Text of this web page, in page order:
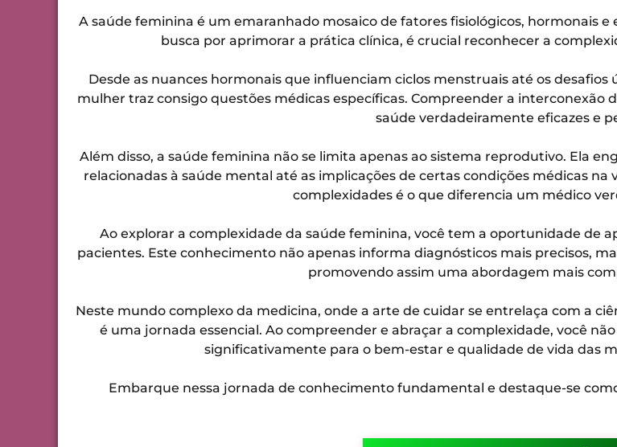
A saúde feminina é um emaranhado mosaico de fatores fisiológicos, hormonais
busca por aprimorar a prática clínica, é crucial reconhecer a
Desde as nuances hormonais que influenciam ciclos menstruais até os desafios
mulher traz consigo questões médicas específicas. Compreender a interconexão
saúde verdadeiramente eficazes e
Além disso, a saúde feminina não se limita apenas ao sistema reprodutivo. Ela
relacionadas à saúde mental até as implicações de certas condições médicas
complexidades é o que diferencia um médico
Ao explorar a complexidade da saúde feminina, você tem a oportunidade de
pacientes. Este conhecimento não apenas informa diagnósticos mais precisos,
promovendo assim uma abordagem mais
Neste mundo complexo da medicina, onde a arte de cuidar se entrelaça com a
é uma jornada essencial. Ao compreender e abraçar a complexidade, você
significativamente para o bem-estar e qualidade de vida das
Embarque nessa jornada de conhecimento fundamental e destaque-se